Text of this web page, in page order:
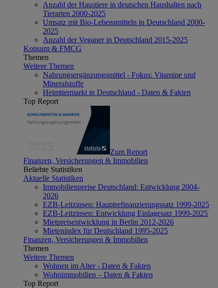
Anzahl der Haustiere in deutschen Haushalten nach
Tierarten 2000-2025
Umsatz mit Bio-Lebensmitteln in Deutschland 2000-
2025
Anzahl der Veganer in Deutschland 2015-2025
Konsum & FMCG
Themen
Weitere Themen
Nahrungsergänzungsmittel - Fokus: Vitamine und
Mineralstoffe
Heimtiermarkt in Deutschland - Daten & Fakten
Top Report
Zum Report
Finanzen, Versicherungen & Immobilien
Beliebte Statistiken
Aktuelle Statistiken
Immobilienpreise Deutschland: Entwicklung 2004-
2026
EZB-Leitzinsen: Hauptrefinanzierungssatz 1999-2025
EZB-Leitzinsen: Entwicklung Einlagesatz 1999-2025
Mietpreisentwicklung in Berlin 2012-2026
Mietenindex für Deutschland 1995-2025
Finanzen, Versicherungen & Immobilien
Themen
Weitere Themen
Wohnen im Alter - Daten & Fakten
Wohnimmobilien – Daten & Fakten
Top Report